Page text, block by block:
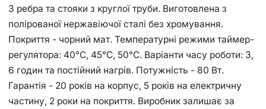
3 ребра та стояки з круглої труби. Виготовлена з
полірованої нержавіючої сталі без хромування.
Покриття - чорний мат. Температурні режими таймер-
регулятора: 40°С, 45°С, 50°С. Варіанти часу роботи: 3,
6 годин та постійний нагрів. Потужність - 80 Вт.
Гарантія - 20 років на корпус, 5 років на електричну
частину, 2 роки на покриття. Виробник залишає за